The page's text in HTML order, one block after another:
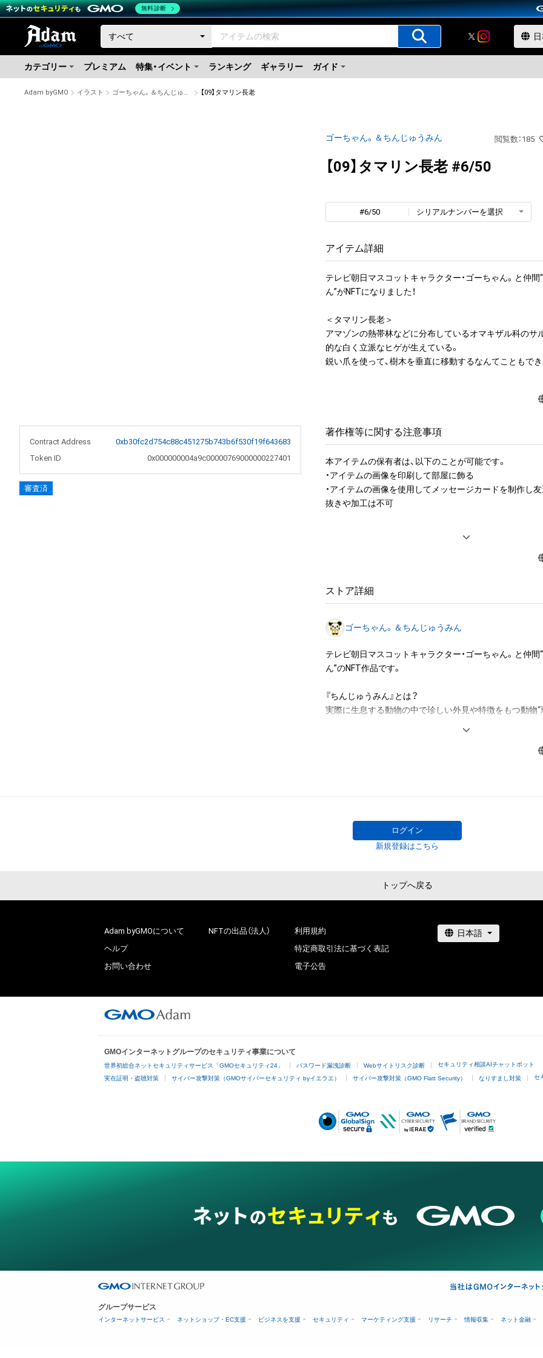
カテゴリー プレミアム 特集・イベント ランキング ギャラリー ガイド
Adam byGMO イラスト ゴーちゃん。＆ちんじゅうみん 【09】タマリン長老
Contract Address
0xb30fc2d754c88c451275b743b6f530f19f643683
Token ID
0x000000004a9c00000769000000227401
審査済
ゴーちゃん。＆ちんじゅうみん 閲覧数 ： 185
【09】タマリン長老 #6/50
#6/50 シリアルナンバーを選択
アイテム詳細
テレビ朝日マスコットキャラクター・ゴーちゃん。と仲間
ん”がNFTになりました！
＜タマリン長老＞
アマゾンの熱帯林などに分布しているオマキザル科のサ
的な白く立派なヒゲが生えている。
鋭い爪を使って、樹木を垂直に移動するなんてこともでき
著作権等に関する注意事項
本アイテムの保有者は、以下のことが可能です。
・アイテムの画像を印刷して部屋に飾る
・アイテムの画像を使用してメッセージカードを制作し
抜きや加工は不可
みますがこれらに限られません。)にかかる知的財産権(著
それらの権利につき登録等を出願する権利を含みます。)
有していたとしても、本アイテムに関する創作物にかか
・本アイテムの著作権を有する方、著作隣接権の権利者ま
を受けている者からの事前の同意なしに、上記の「本アイ
(改変、公開、配布、逆コンパイル、リバースエンジニアリン
これに限定されません。)を行うことはできません。
・本アイテムに関する創作物の利用については、公序良俗
ストア詳細
ゴーちゃん。＆ちんじゅうみん
テレビ朝日マスコットキャラクター・ゴーちゃん。と仲間
ん”のNFT作品です。
『ちんじゅうみん』とは？
実際に生息する動物の中で珍しい外見や特徴をもつ動物“
www.instagram.com/gochan_v/
www.tv-asahi.co.jp/go-chan/
ログイン
新規登録はこちら
トップへ戻る
Adam byGMOについて
ヘルプ
お問い合わせ
NFTの出品（法人）
利用規約
特定商取引法に基づく表記
電子公告
GMOインターネットグループのセキュリティ事業について
世界初総合ネットセキュリティサービス「GMOセキュリティ24」 パスワード漏洩診断 Webサイトリスク診断 セキュリティ相談AIチャットボット
実在証明・盗聴対策 サイバー攻撃対策（GMOサイバーセキュリティ byイエラエ） サイバー攻撃対策（GMO Flatt Security） なりすまし対策 セ
グループサービス
インターネットサービス ネットショップ・EC支援 ビジネスを支援 セキュリティ マーケティング支援 リサーチ 情報収集 ネット金融
無料診断